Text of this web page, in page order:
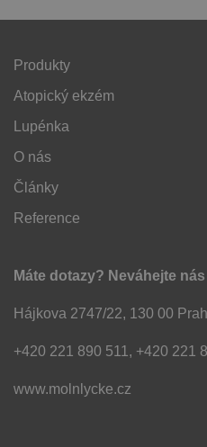
Produkty
Atopický ekzém
Lupénka
O nás
Články
Reference
Máte dotazy? Neváhejte
Hájkova 2747/22, 130 00
+420 221 890 511, +420 221
www.molnlycke.cz